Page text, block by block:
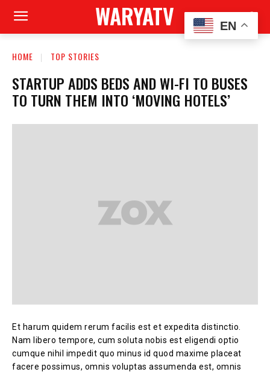
WARYATV
HOME TOP STORIES
STARTUP ADDS BEDS AND WI-FI TO BUSES
TO TURN THEM INTO ‘MOVING HOTELS’
Et harum quidem rerum facilis est et expedita distinctio.
Nam libero tempore, cum soluta nobis est eligendi optio
cumque nihil impedit quo minus id quod maxime placeat
facere possimus, omnis voluptas assumenda est, omnis
EN